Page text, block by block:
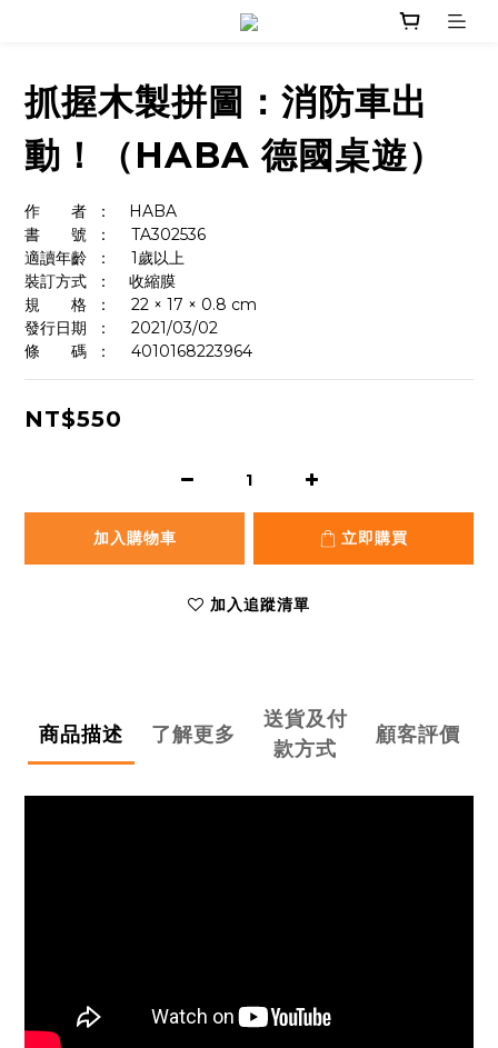
抓握木製拼圖：消防車出
動！（HABA 德國桌遊）
作　　者	：    HABA
書　　號	：	TA302536
適讀年齡	：	1歲以上
裝訂方式	：    收縮膜
規　　格	：	22 × 17 × 0.8 cm
發行日期	：	2021/03/02
條　　碼	：  	4010168223964
NT$550
加入購物車 立即購買
加入追蹤清單
商品描述 了解更多
送貨及付
款方式
顧客評價